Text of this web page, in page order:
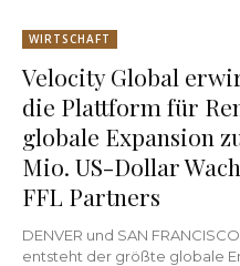
WIRTSCHAFT
Velocity Global
die Plattform für
globale Expansion
Mio. US-Dollar
FFL Partners
DENVER und SAN
entsteht der größte globale